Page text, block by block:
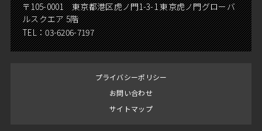
〒105-0001 東京都港区虎ノ門1-3-1 東京虎ノ門グローバ
ルスクエア 5階
TEL：03-6206-7197
プライバシーポリシー
お問い合わせ
サイトマップ